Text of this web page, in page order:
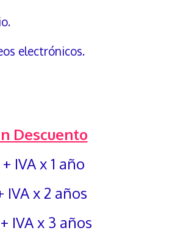
electrónicos.
Descuento
IVA x 1 año
IVA x 2 años
IVA x 3 años